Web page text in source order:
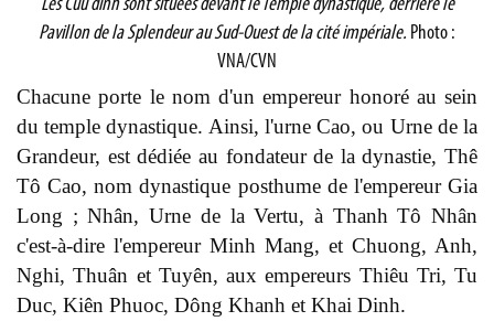
Les Cuu dinh sont situées devant le Temple dynastique, derrière le
Pavillon de la Splendeur au Sud-Ouest de la cité impériale. Photo :
VNA/CVN
Chacune porte le nom d'un empereur honoré au sein
du temple dynastique. Ainsi, l'urne Cao, ou Urne de la
Grandeur, est dédiée au fondateur de la dynastie, Thê
Tô Cao, nom dynastique posthume de l'empereur Gia
Long ; Nhân, Urne de la Vertu, à Thanh Tô Nhân
c'est-à-dire l'empereur Minh Mang, et Chuong, Anh,
Nghi, Thuân et Tuyên, aux empereurs Thiêu Tri, Tu
Duc, Kiên Phuoc, Dông Khanh et Khai Dinh.